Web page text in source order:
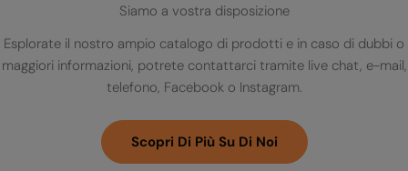
Siamo a vostra disposizione
Esplorate il nostro ampio catalogo di prodotti e in caso di dubbi o
maggiori informazioni, potrete contattarci tramite live chat, e-mail,
telefono, Facebook o Instagram.
Scopri Di Più Su Di Noi